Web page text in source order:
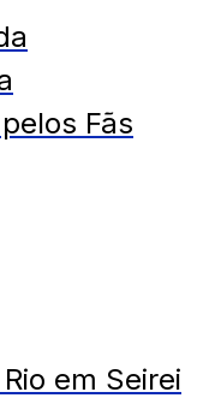
Fãs
em Seirei